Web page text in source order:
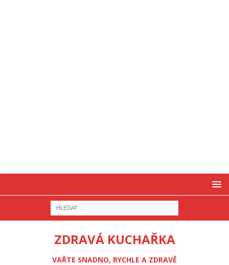
ZDRAVÁ KUCHAŘKA
VAŘTE SNADNO, RYCHLE A ZDRAVĚ